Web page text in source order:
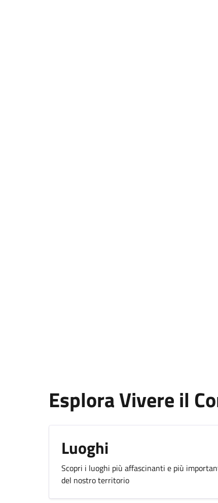
Esplora Vivere il
Luoghi
Scopri i luoghi più affascinanti e più
del nostro territorio